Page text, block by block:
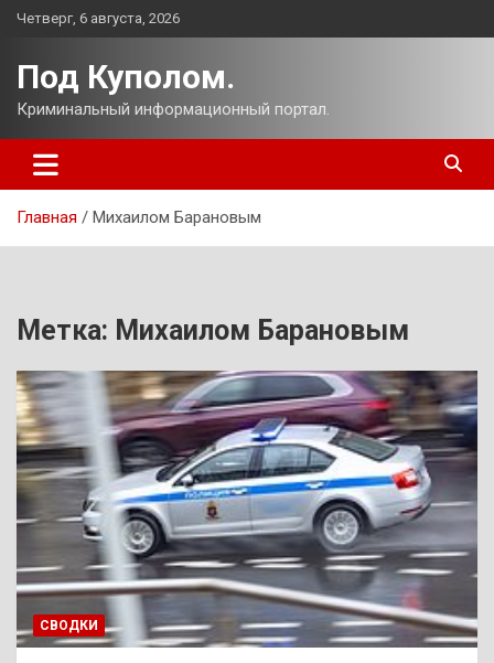
Перейти
Четверг, 6 августа, 2026
Под Куполом.
Криминальный информационный портал.
Главная Михаилом Барановым
Метка: Михаилом Барановым
СВОДКИ